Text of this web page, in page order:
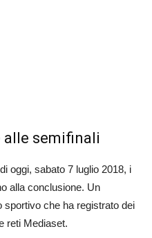
alle semifinali
oggi, sabato 7 luglio 2018, i
alla conclusione. Un
sportivo che ha registrato dei
reti Mediaset.